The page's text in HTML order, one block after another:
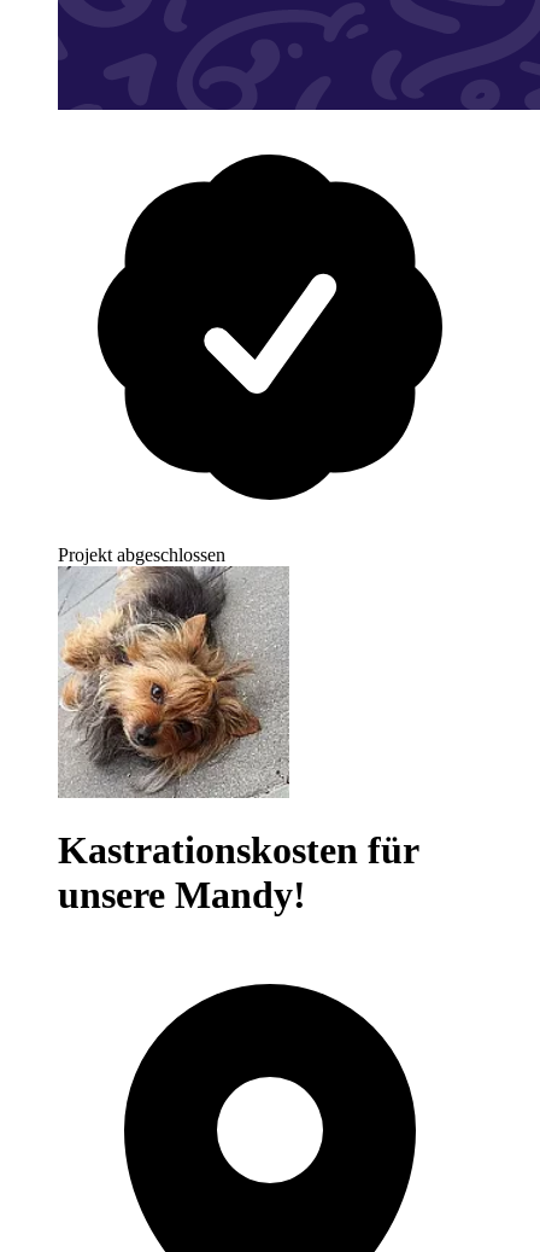
Projekt abgeschlossen
Kastrationskosten für
unsere Mandy!